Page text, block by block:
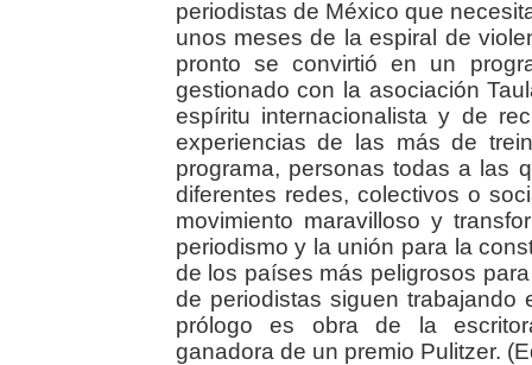
periodistas de México que
unos meses de la espiral de
pronto se convirtió en un
gestionado con la asociación
espíritu internacionalista y de
experiencias de las más de
programa, personas todas a las
diferentes redes, colectivos o
movimiento maravilloso y
periodismo y la unión para la
de los países más peligrosos
de periodistas siguen
prólogo es obra de la
ganadora de un premio Pulitzer.